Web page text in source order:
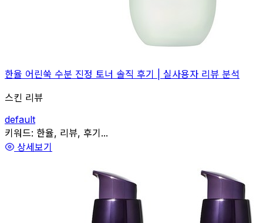
한율 어린쑥 수분 진정 토너 솔직 후기 | 실사용자 리뷰 분석
스킨 리뷰
default
관련
키워드: 한율, 리뷰, 후기...
상세보기